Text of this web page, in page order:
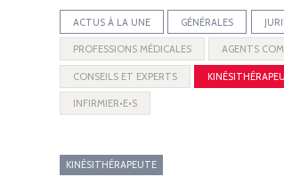
ACTUS À LA UNE GÉNÉRALES
PROFESSIONS MÉDICALES AGENTS
CONSEILS ET EXPERTS
INFIRMIER•E•S
KINÉSITHÉRAPEUTE